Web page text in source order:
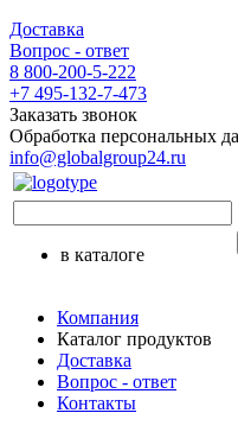
Доставка
Вопрос - ответ
8 800-200-5-222
+7 495-132-7-473
Заказать звонок
Обработка персональных
info@globalgroup24.ru
в каталоге
Компания
Каталог продуктов
Доставка
Вопрос - ответ
Контакты